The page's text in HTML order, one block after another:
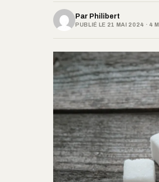
Par Philibert
PUBLIÉ LE 21 MAI 2024 · 4